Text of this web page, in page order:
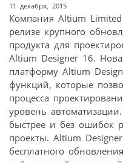
11 декабря, 2015
Компания Altium
релизе крупного
продукта для
Altium Designer 16.
платформу Altium
функций, которые
процесса
уровень
быстрее и без ошибок
проекты. Altium
бесплатного